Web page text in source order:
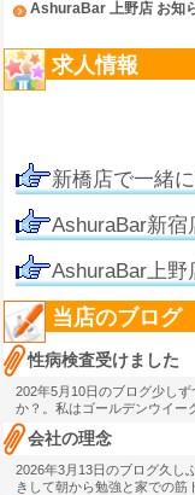
AshuraBar 上野店 お知
求人情報
新橋店で一緒
AshuraBar新宿
AshuraBar上野
当店のブログ
性病検査受けました
202年5月10日のブログ少し
か？。私はゴールデンウイー
会社の理念
2026年3月13日のブログ久し
きして朝から勉強と家での筋